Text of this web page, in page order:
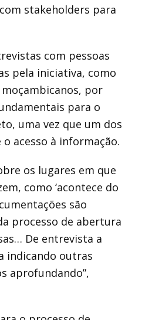
stakeholders para
com pessoas
pela iniciativa, como
por
para o
uma vez que um dos
acesso à informação.
os lugares em que
como ‘acontece do
são
processo de abertura
De entrevista a
indicando outras
aprofundando”,